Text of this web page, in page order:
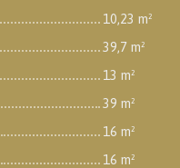
10,23 m²
39,7 m²
13 m²
39 m²
16 m²
16 m²